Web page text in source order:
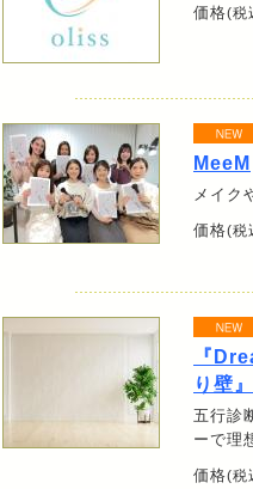
価格(税
MeeM
メイク
価格(税
『
り壁』
五行診
ーで理
価格(税